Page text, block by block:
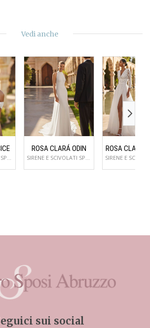
Vedi anche
SIRENE E SCIVOLATI SPOSA
ROSA CLARÁ ODIN
SIRENE E SCIVOLATI SPOSA
ROSA CLARÁ
sui social